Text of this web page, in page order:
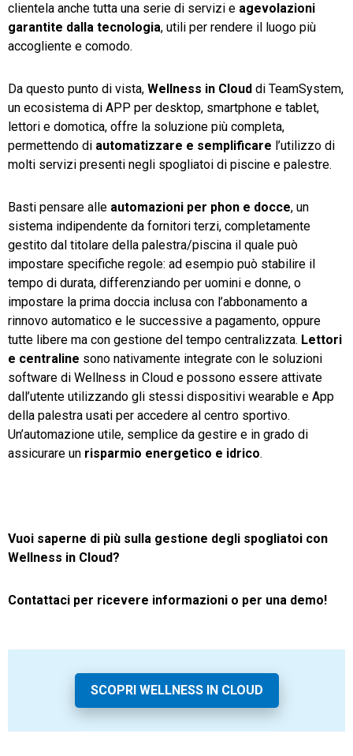
clientela anche tutta una serie di servizi e agevolazioni
garantite dalla tecnologia, utili per rendere il luogo più
accogliente e comodo.
Da questo punto di vista, Wellness in Cloud di TeamSystem,
un ecosistema di APP per desktop, smartphone e tablet,
lettori e domotica, offre la soluzione più completa,
permettendo di automatizzare e semplificare l’utilizzo di
molti servizi presenti negli spogliatoi di piscine e palestre.
Basti pensare alle automazioni per phon e docce, un
sistema indipendente da fornitori terzi, completamente
gestito dal titolare della palestra/piscina il quale può
impostare specifiche regole: ad esempio può stabilire il
tempo di durata, differenziando per uomini e donne, o
impostare la prima doccia inclusa con l’abbonamento a
rinnovo automatico e le successive a pagamento, oppure
tutte libere ma con gestione del tempo centralizzata. Lettori
e centraline sono nativamente integrate con le soluzioni
software di Wellness in Cloud e possono essere attivate
dall’utente utilizzando gli stessi dispositivi wearable e App
della palestra usati per accedere al centro sportivo.
Un’automazione utile, semplice da gestire e in grado di
assicurare un risparmio energetico e idrico.
Vuoi saperne di più sulla gestione degli spogliatoi con
Wellness in Cloud?
Contattaci per ricevere informazioni o per una demo!
SCOPRI WELLNESS IN CLOUD